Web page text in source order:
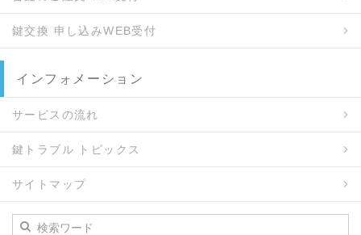
鍵交換 申し込みWEB受付
インフォメーション
サービスの流れ
鍵トラブル トピックス
サイトマップ